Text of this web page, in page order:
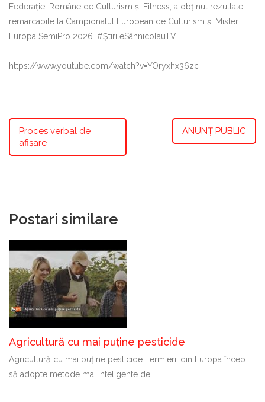
Federației Române de Culturism și Fitness, a obținut rezultate
remarcabile la Campionatul European de Culturism și Mister
Europa SemiPro 2026. #ȘtirileSânnicolauTV
https://www.youtube.com/watch?v=YOryxhx36zc
Proces verbal de
afișare
ANUNȚ PUBLIC
Postari similare
Agricultură cu mai puține pesticide
Agricultură cu mai puține pesticide Fermierii din Europa încep
să adopte metode mai inteligente de